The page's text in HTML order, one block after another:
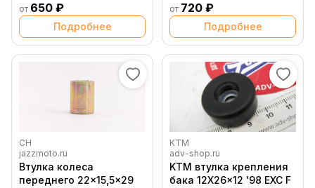
от 650 ₽
Подробнее
EXC EXCF 24-> (
46181193 )
от 720 ₽
Подробнее
CH
jazzmoto.ru
Втулка колеса
переднего 22x15,5x29
KTM
adv-shop.ru
KTM втулка крепления
бака 12X26x12 '98 EXC F